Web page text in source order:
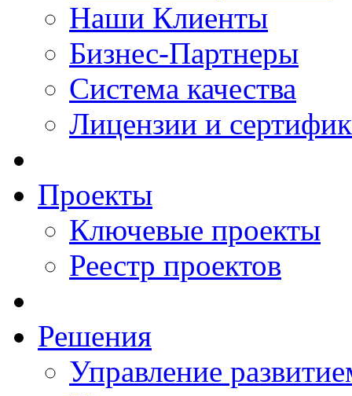
Наши Клиенты
Бизнес-Партнеры
Система качества
Лицензии и
Проекты
Ключевые проекты
Реестр проектов
Решения
Управление